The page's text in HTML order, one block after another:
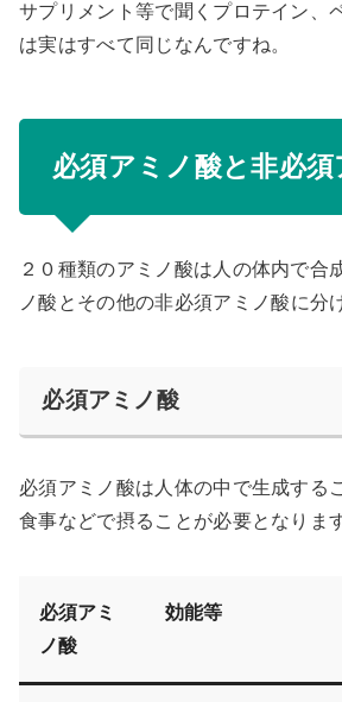
サプリメント等で聞くプロテイン、
は実はすべて同じなんですね。
必須アミノ酸と非必
２０種類のアミノ酸は人の体内で合
ノ酸 とその他の非必須アミノ酸に分
必須アミノ酸
必須アミノ酸は人体の中で生成する
食事などで摂ることが必要となりま
必須アミ
ノ酸
効能等